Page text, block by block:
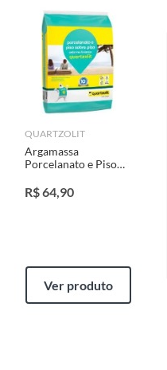
QUARTZOLIT
Argamassa
Porcelanato e Piso
com 20Kg Branco
R$64,90
Ver produto